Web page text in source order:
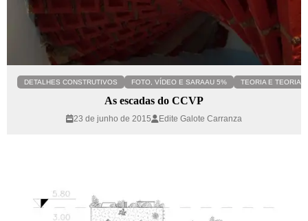
DETALHES CONSTRUTIVOS FOTO, VÍDEO E SARAAU 5% TEORIA E TEORIA
As escadas do CCVP
23 de junho de 2015 Edite Galote Carranza